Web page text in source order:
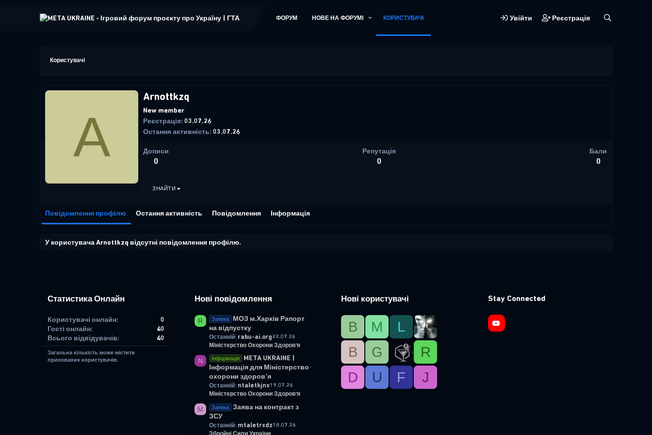
ФОРУМ НОВЕ НА ФОРУМІ КОРИСТУВАЧІ Увійти Реєстрація
Користувачі
A
Arnottkzq
New member
Реєстрація 03.07.26
Остання активність 03.07.26
Дописи
0
Репутація
0
Бали
0
ЗНАЙТИ
Повідомлення профілю Остання активність Повідомлення Інформація
У користувача Arnottkzq відсутні повідомлення профілю.
Статистика Онлайн
Користувачі онлайн
0
Гості онлайн
40
Всього відвідувачів
40
Загальна кількість може містити
прихованих користувачів.
Нові повідомлення
R Заявка
МОЗ м.Харків Рапорт
на відпустку
Останній: rabu-ai.org22.07.26
Міністерство Охорони Здоров'я
N Інформація
META UKRAINE |
Інформація для Міністерство
охорони здоров'я
Останній: ntaletkjnx19.07.26
Міністерство Охорони Здоров'я
M Заявка
Заява на контракт з
ЗСУ
Останній: mtaletrxdz18.07.26
Збройні Сили України
Нові користувачі
B М
L
B
G
R
D
U F J
Stay Connected